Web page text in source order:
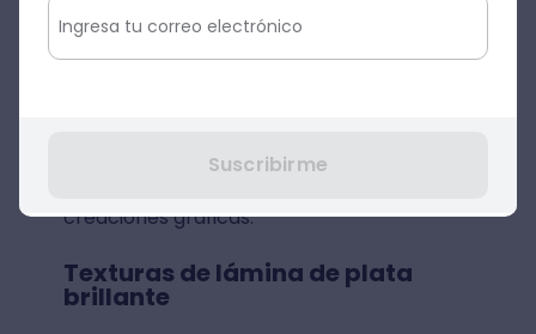
Texturas rugosas
relieves más rugosos. Esperamos te sirvan
creaciones gráficas.
Texturas de lámina de plata
brillante
Suscribirme